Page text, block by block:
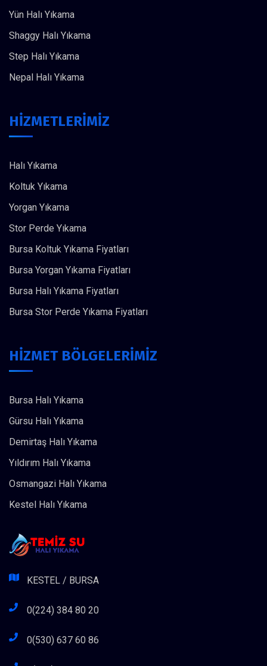
Yün Halı Yıkama
Shaggy Halı Yıkama
Step Halı Yıkama
Nepal Halı Yıkama
HİZMETLERİMİZ
Halı Yıkama
Koltuk Yıkama
Yorgan Yıkama
Stor Perde Yıkama
Bursa Koltuk Yıkama Fiyatları
Bursa Yorgan Yıkama Fiyatları
Bursa Halı Yıkama Fiyatları
Bursa Stor Perde Yıkama Fiyatları
HİZMET BÖLGELERİMİZ
Bursa Halı Yıkama
Gürsu Halı Yıkama
Demirtaş Halı Yıkama
Yıldırım Halı Yıkama
Osmangazi Halı Yıkama
Kestel Halı Yıkama
KESTEL / BURSA
0(224) 384 80 20
0(530) 637 60 86